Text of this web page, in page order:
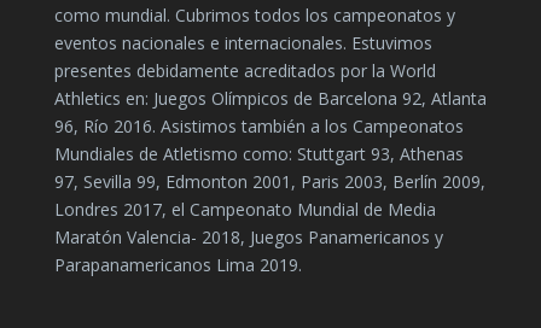
como mundial. Cubrimos todos los campeonatos y
eventos nacionales e internacionales. Estuvimos
presentes debidamente acreditados por la World
Athletics en: Juegos Olímpicos de Barcelona 92, Atlanta
96, Río 2016. Asistimos también a los Campeonatos
Mundiales de Atletismo como: Stuttgart 93, Athenas
97, Sevilla 99, Edmonton 2001, Paris 2003, Berlín 2009,
Londres 2017, el Campeonato Mundial de Media
Maratón Valencia- 2018, Juegos Panamericanos y
Parapanamericanos Lima 2019.